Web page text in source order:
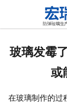
玻璃发霉
或
在玻璃制作的过